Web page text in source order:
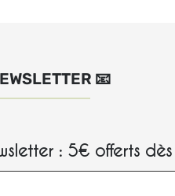
📧
: 5€ offerts